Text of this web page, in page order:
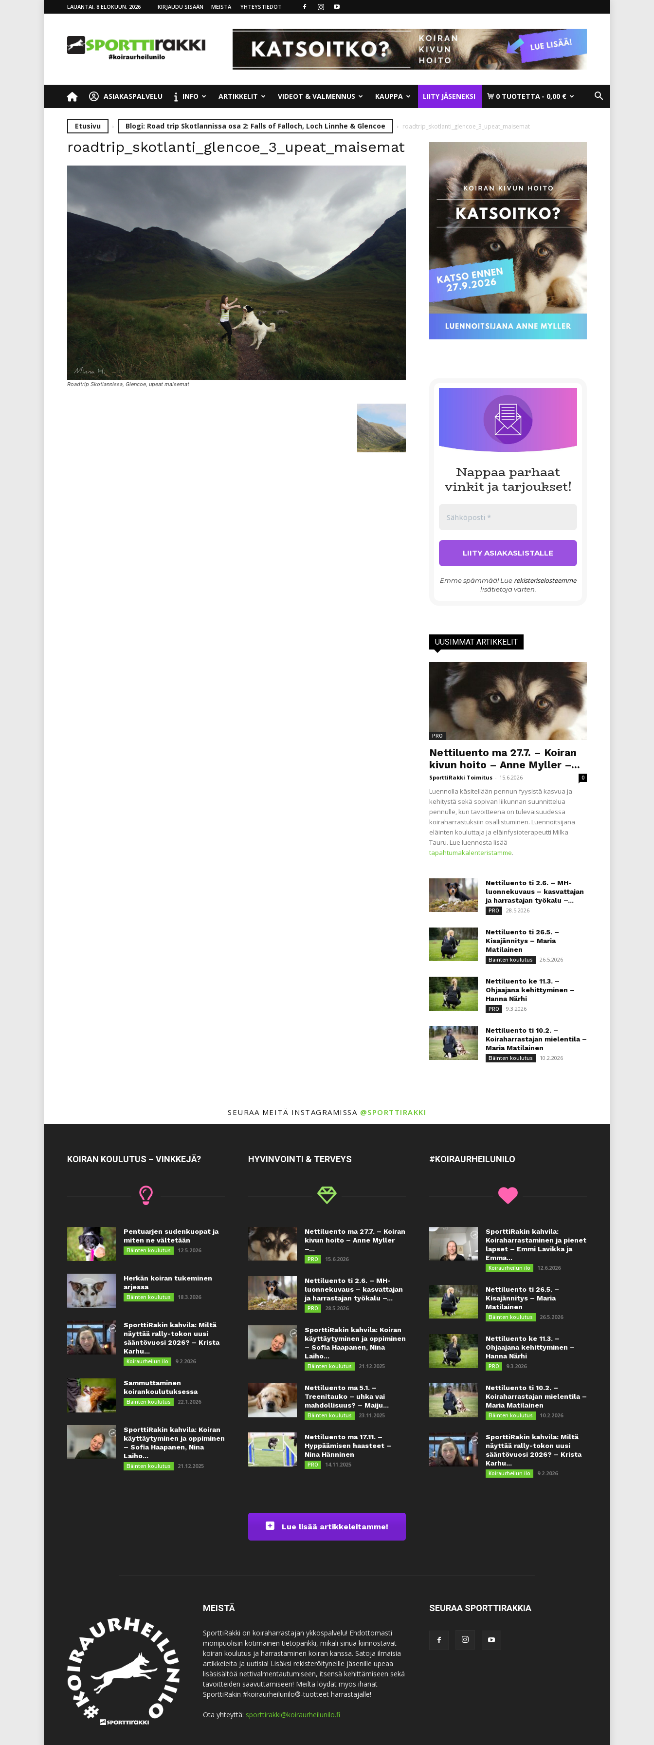
LAUANTAI, 8 ELOKUUN, 2026 KIRJAUDU SISÄÄN MEISTÄ YHTEYSTIEDOT
ASIAKASPALVELU INFO ARTIKKELIT VIDEOT & VALMENNUS KAUPPA LIITY JÄSENEKSI 0 TUOTETTA 0,00 €
Etusivu Blogi: Road trip Skotlannissa osa 2: Falls of Falloch, Loch Linnhe & Glencoe roadtrip_skotlanti_glencoe_3_upeat_maisemat
roadtrip_skotlanti_glencoe_3_upeat_maisemat
Roadtrip Skotlannissa, Glencoe, upeat maisemat
Nappaa parhaat
vinkit ja tarjoukset!
Emme spämmää! Lue rekisteriselosteemme
lisätietoja varten.
UUSIMMAT ARTIKKELIT
PRO
Nettiluento ma 27.7. – Koiran
kivun hoito – Anne Myller –...
SporttiRakki Toimitus - 15.6.2026 0
Luennolla käsitellään pennun fyysistä kasvua ja
kehitystä sekä sopivan liikunnan suunnittelua
pennulle, kun tavoitteena on tulevaisuudessa
koiraharrastuksiin osallistuminen. Luennoitsijana
eläinten kouluttaja ja eläinfysioterapeutti Milka
Tauru. Lue luennosta lisää
tapahtumakalenteristamme.
Nettiluento ti 2.6. – MH-
luonnekuvaus – kasvattajan
ja harrastajan työkalu –...
PRO 28.5.2026
Nettiluento ti 26.5. –
Kisajännitys – Maria
Matilainen
Eläinten koulutus 26.5.2026
Nettiluento ke 11.3. –
Ohjaajana kehittyminen –
Hanna Närhi
PRO 9.3.2026
Nettiluento ti 10.2. –
Koiraharrastajan mielentila –
Maria Matilainen
Eläinten koulutus 10.2.2026
SEURAA MEITÄ INSTAGRAMISSA @SPORTTIRAKKI
KOIRAN KOULUTUS – VINKKEJÄ?
Pentuarjen sudenkuopat ja
miten ne vältetään
Eläinten koulutus 12.5.2026
Herkän koiran tukeminen
arjessa
Eläinten koulutus 18.3.2026
SporttiRakin kahvila: Miltä
näyttää rally-tokon uusi
sääntövuosi 2026? – Krista
Karhu...
Koiraurheilun ilo 9.2.2026
Sammuttaminen
koirankoulutuksessa
Eläinten koulutus 22.1.2026
SporttiRakin kahvila: Koiran
käyttäytyminen ja oppiminen
– Sofia Haapanen, Nina
Laiho...
Eläinten koulutus 21.12.2025
HYVINVOINTI & TERVEYS
Nettiluento ma 27.7. – Koiran
kivun hoito – Anne Myller
–...
PRO 15.6.2026
Nettiluento ti 2.6. – MH-
luonnekuvaus – kasvattajan
ja harrastajan työkalu –...
PRO 28.5.2026
SporttiRakin kahvila: Koiran
käyttäytyminen ja oppiminen
– Sofia Haapanen, Nina
Laiho...
Eläinten koulutus 21.12.2025
Nettiluento ma 5.1. –
Treenitauko – uhka vai
mahdollisuus? – Maiju...
Eläinten koulutus 23.11.2025
Nettiluento ma 17.11. –
Hyppäämisen haasteet –
Nina Hänninen
PRO 14.11.2025
Lue lisää artikkeleitamme!
#KOIRAURHEILUNILO
SporttiRakin kahvila:
Koiraharrastaminen ja pienet
lapset – Emmi Lavikka ja
Emma...
Koiraurheilun ilo 12.6.2026
Nettiluento ti 26.5. –
Kisajännitys – Maria
Matilainen
Eläinten koulutus 26.5.2026
Nettiluento ke 11.3. –
Ohjaajana kehittyminen –
Hanna Närhi
PRO 9.3.2026
Nettiluento ti 10.2. –
Koiraharrastajan mielentila –
Maria Matilainen
Eläinten koulutus 10.2.2026
SporttiRakin kahvila: Miltä
näyttää rally-tokon uusi
sääntövuosi 2026? – Krista
Karhu...
Koiraurheilun ilo 9.2.2026
MEISTÄ
SporttiRakki on koiraharrastajan ykköspalvelu! Ehdottomasti
monipuolisin kotimainen tietopankki, mikäli sinua kiinnostavat
koiran koulutus ja harrastaminen koiran kanssa. Satoja ilmaisia
artikkeleita ja uutisia! Lisäksi rekisteröityneille jäsenille upeaa
lisäsisältöä nettivalmentautumiseen, itsensä kehittämiseen sekä
tavoitteiden saavuttamiseen! Meiltä löydät myös ihanat
SporttiRakin #koiraurheilunilo®-tuotteet harrastajalle!
Ota yhteyttä: sporttirakki@koiraurheilunilo.fi
SEURAA SPORTTIRAKKIA